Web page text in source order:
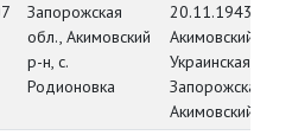
Запорожская
обл., Акимовский
р-н, с.
Родионовка
20.11.1943,
Акимовский РВК,
Украинская ССР,
Запорожская
Акимовский р-н